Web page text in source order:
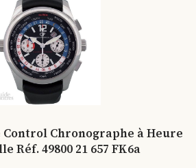
Chronographe à Heure
Réf. 49800 21 657 FK6a